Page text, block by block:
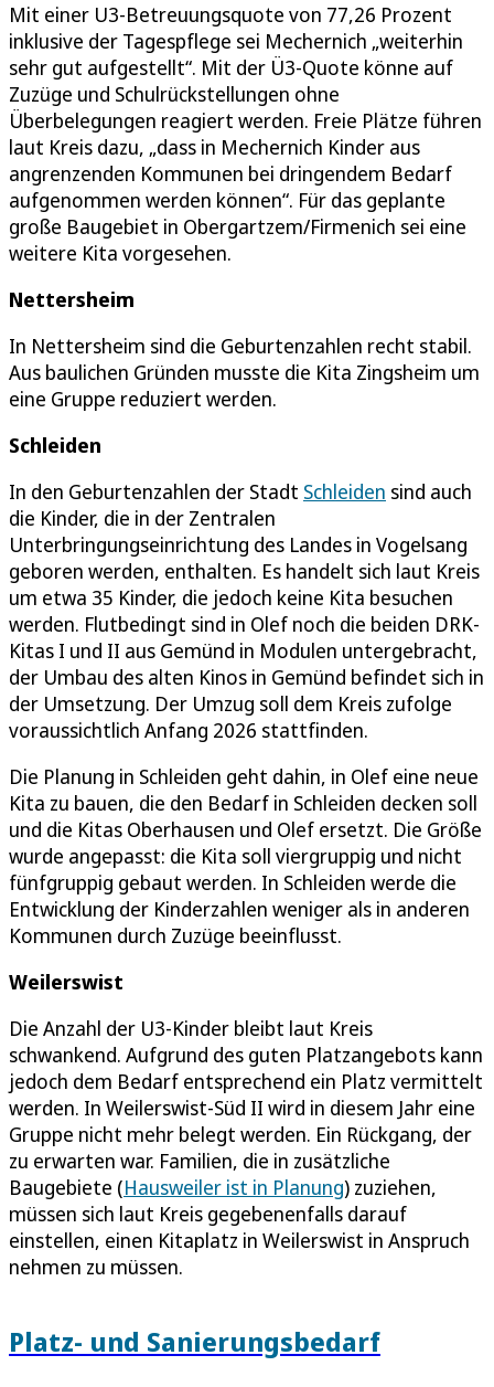
Mit einer U3-Betreuungsquote von 77,26 Prozent
inklusive der Tagespflege sei Mechernich „weiterhin
sehr gut aufgestellt“. Mit der Ü3-Quote könne auf
Zuzüge und Schulrückstellungen ohne
Überbelegungen reagiert werden. Freie Plätze führen
laut Kreis dazu, „dass in Mechernich Kinder aus
angrenzenden Kommunen bei dringendem Bedarf
aufgenommen werden können“. Für das geplante
große Baugebiet in Obergartzem/Firmenich sei eine
weitere Kita vorgesehen.
Nettersheim
In Nettersheim sind die Geburtenzahlen recht stabil.
Aus baulichen Gründen musste die Kita Zingsheim um
eine Gruppe reduziert werden.
Schleiden
In den Geburtenzahlen der Stadt Schleiden sind auch
die Kinder, die in der Zentralen
Unterbringungseinrichtung des Landes in Vogelsang
geboren werden, enthalten. Es handelt sich laut Kreis
um etwa 35 Kinder, die jedoch keine Kita besuchen
werden. Flutbedingt sind in Olef noch die beiden DRK-
Kitas I und II aus Gemünd in Modulen untergebracht,
der Umbau des alten Kinos in Gemünd befindet sich in
der Umsetzung. Der Umzug soll dem Kreis zufolge
voraussichtlich Anfang 2026 stattfinden.
Die Planung in Schleiden geht dahin, in Olef eine neue
Kita zu bauen, die den Bedarf in Schleiden decken soll
und die Kitas Oberhausen und Olef ersetzt. Die Größe
wurde angepasst: die Kita soll viergruppig und nicht
fünfgruppig gebaut werden. In Schleiden werde die
Entwicklung der Kinderzahlen weniger als in anderen
Kommunen durch Zuzüge beeinflusst.
Weilerswist
Die Anzahl der U3-Kinder bleibt laut Kreis
schwankend. Aufgrund des guten Platzangebots kann
jedoch dem Bedarf entsprechend ein Platz vermittelt
werden. In Weilerswist-Süd II wird in diesem Jahr eine
Gruppe nicht mehr belegt werden. Ein Rückgang, der
zu erwarten war. Familien, die in zusätzliche
Baugebiete (Hausweiler ist in Planung) zuziehen,
müssen sich laut Kreis gegebenenfalls darauf
einstellen, einen Kitaplatz in Weilerswist in Anspruch
nehmen zu müssen.
Platz- und Sanierungsbedarf